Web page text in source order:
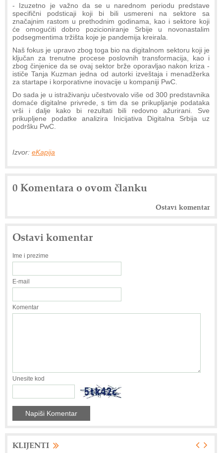
- Izuzetno je važno da se u narednom periodu predstave
specifični podsticaji koji bi bili usmereni na sektore sa
značajnim rastom u prethodnim godinama, kao i sektore koji
će omogućiti dobro pozicioniranje Srbije u novonastalim
podsegmentima tržišta koje je pandemija kreirala.
Naš fokus je upravo zbog toga bio na digitalnom sektoru koji je
ključan za trenutne procese poslovnih transformacija, kao i
zbog činjenice da se ovaj sektor brže oporavljao nakon kriza -
ističe Tanja Kuzman jedna od autorki izveštaja i menadžerka
za startape i korporativne inovacije u kompaniji PwC.
Do sada je u istraživanju učestvovalo više od 300 predstavnika
domaće digitalne privrede, s tim da se prikupljanje podataka
vrši i dalje kako bi rezultati bili redovno ažurirani. Sve
prikupljene podatke analizira Inicijativa Digitalna Srbija uz
podršku PwC.
Izvor: eKapija
0 Komentara o ovom članku
Ostavi komentar
Ostavi komentar
Ime i prezime
E-mail
Komentar
Unesite kod
KLIJENTI